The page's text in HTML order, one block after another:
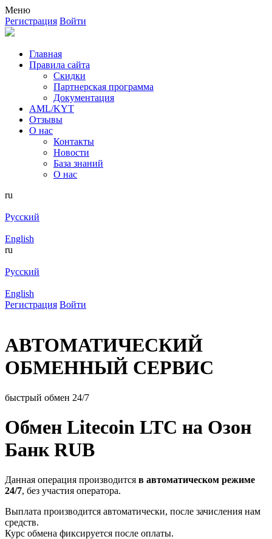
Меню
Регистрация Войти
Главная
Правила сайта
Скидки
Партнерская программа
Документация
AML/KYT
Отзывы
О нас
Контакты
Новости
База знаний
О нас
ru
Русский
English
ru
Русский
English
Регистрация Войти
АВТОМАТИЧЕСКИЙ
ОБМЕННЫЙ СЕРВИС
быстрый обмен 24/7
Обмен Litecoin LTC на Озон
Банк RUB
Данная операция производится в автоматическом режиме
24/7, без участия оператора.
Выплата производится автоматически, после зачисления нам
средств.
Курс обмена фиксируется после оплаты.